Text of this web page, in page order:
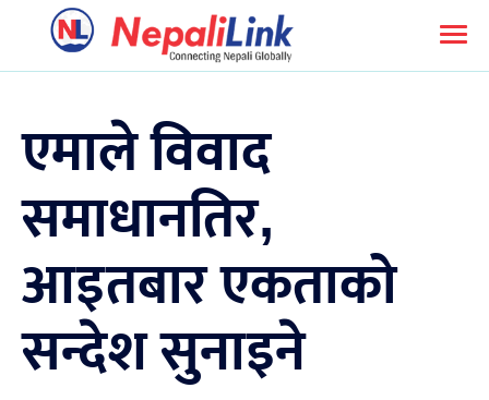
एमाले विवाद
समाधानतिर,
आइतबार एकताको
सन्देश सुनाइने